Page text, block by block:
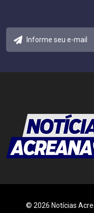
© 2026 Notícias